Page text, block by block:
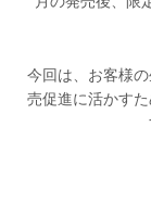
今回は、お客様
売促進に活かす